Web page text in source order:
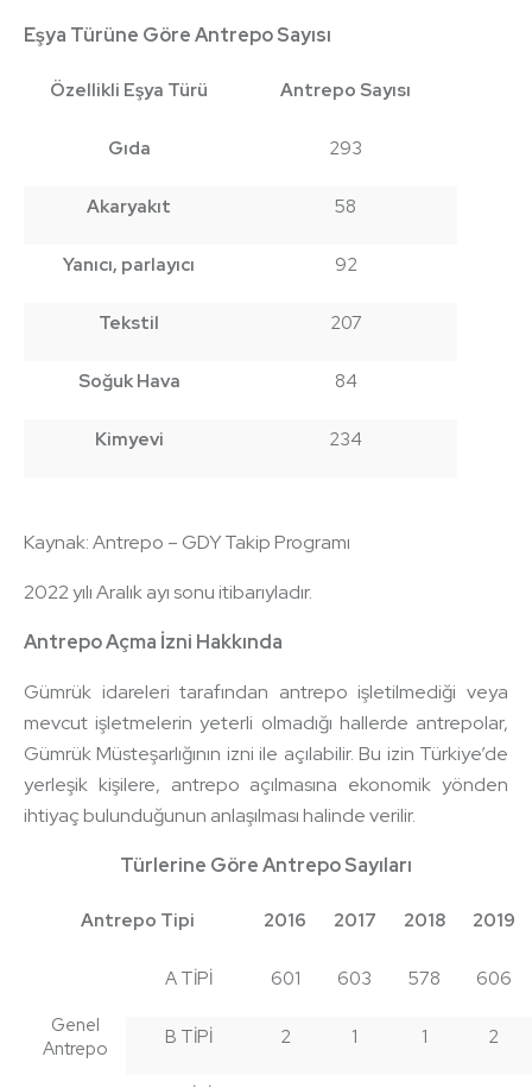
Eşya Türüne Göre Antrepo Sayısı
Özellikli Eşya Türü Antrepo Sayısı
Gıda 293
Akaryakıt 58
Yanıcı, parlayıcı 92
Tekstil 207
Soğuk Hava 84
Kimyevi 234
Kaynak: Antrepo – GDY Takip Programı
2022 yılı Aralık ayı sonu itibarıyladır.
Antrepo Açma İzni Hakkında
Gümrük idareleri tarafından antrepo işletilmediği veya
mevcut işletmelerin yeterli olmadığı hallerde antrepolar,
Gümrük Müsteşarlığının izni ile açılabilir. Bu izin Türkiye’de
yerleşik kişilere, antrepo açılmasına ekonomik yönden
ihtiyaç bulunduğunun anlaşılması halinde verilir.
Türlerine Göre Antrepo Sayıları
Antrepo Tipi 2016 2017 2018 2019
Genel
Antrepo
A TİPİ 601 603 578 606
B TİPİ 2 1 1 2